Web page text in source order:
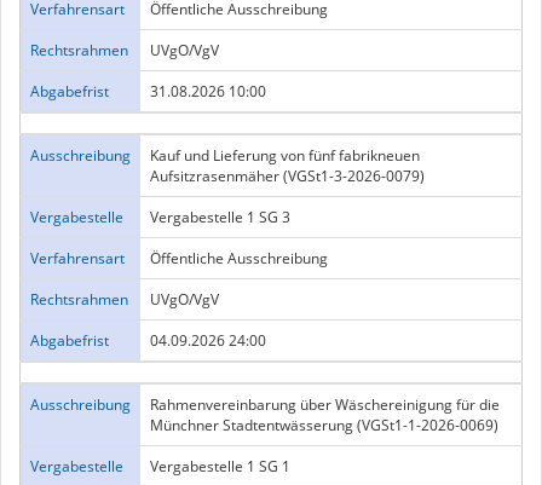
Verfahrensart
Öffentliche Ausschreibung
Rechtsrahmen
UVgO/VgV
Abgabefrist
31.08.2026 10:00
Ausschreibung
Kauf und Lieferung von fünf fabrikneuen
Aufsitzrasenmäher (VGSt1-3-2026-0079)
Vergabestelle
Vergabestelle 1 SG 3
Verfahrensart
Öffentliche Ausschreibung
Rechtsrahmen
UVgO/VgV
Abgabefrist
04.09.2026 24:00
Ausschreibung
Rahmenvereinbarung über Wäschereinigung für die
Münchner Stadtentwässerung (VGSt1-1-2026-0069)
Vergabestelle
Vergabestelle 1 SG 1